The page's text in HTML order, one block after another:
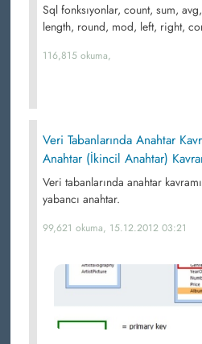
Sql fonksıyonlar, count, sum,
length, round, mod, left, right,
116,815 okuma,
Veri Tabanlarında Anahtar
Anahtar (İkincil Anahtar)
Veri tabanlarında anahtar
yabancı anahtar.
99,621 okuma, 15.12.2012 03:21